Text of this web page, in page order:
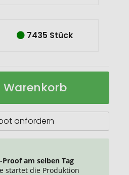
7435 Stück
Warenkorb
anfordern
Proof am selben Tag
startet die Produktion